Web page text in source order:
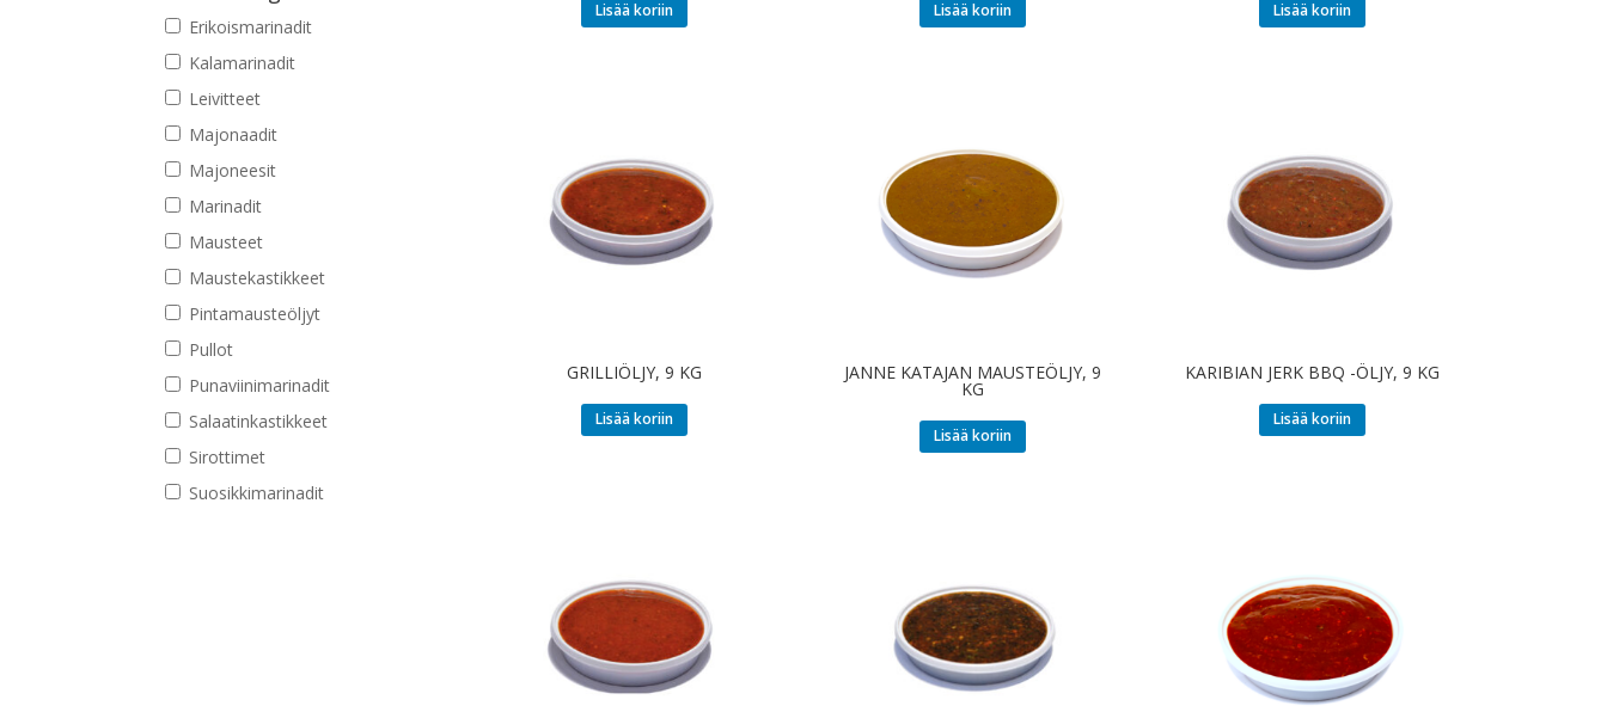
Lisää koriin Lisää koriin Lisää koriin
GRILLIÖLJY, 9 KG
Lisää koriin
JANNE KATAJAN MAUSTEÖLJY, 9
KG
Lisää koriin
KARIBIAN JERK BBQ -ÖLJY, 9 KG
Lisää koriin
Erikoismarinadit
Kalamarinadit
Leivitteet
Majonaadit
Majoneesit
Marinadit
Mausteet
Maustekastikkeet
Pintamausteöljyt
Pullot
Punaviinimarinadit
Salaatinkastikkeet
Sirottimet
Suosikkimarinadit